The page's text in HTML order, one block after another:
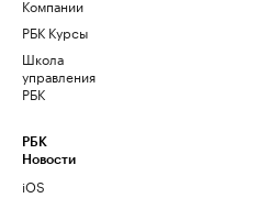
Компании
РБК Курсы
Школа
управления
РБК
РБК
Новости
iOS